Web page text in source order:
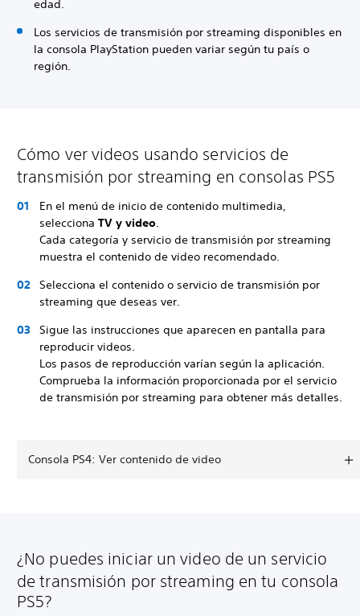
edad.
Los servicios de transmisión por streaming disponibles en
la consola PlayStation pueden variar según tu país o
región.
Cómo ver videos usando servicios de
transmisión por streaming en consolas PS5
En el menú de inicio de contenido multimedia,
selecciona TV y video.
Cada categoría y servicio de transmisión por streaming
muestra el contenido de video recomendado.
Selecciona el contenido o servicio de transmisión por
streaming que deseas ver.
Sigue las instrucciones que aparecen en pantalla para
reproducir videos.
Los pasos de reproducción varían según la aplicación.
Comprueba la información proporcionada por el servicio
de transmisión por streaming para obtener más detalles.
Consola PS4: Ver contenido de video
¿No puedes iniciar un video de un servicio
de transmisión por streaming en tu consola
PS5?